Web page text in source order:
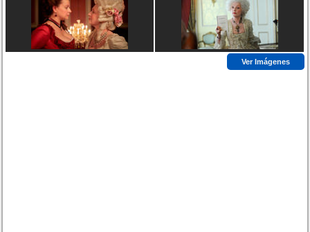
Ver Imágenes